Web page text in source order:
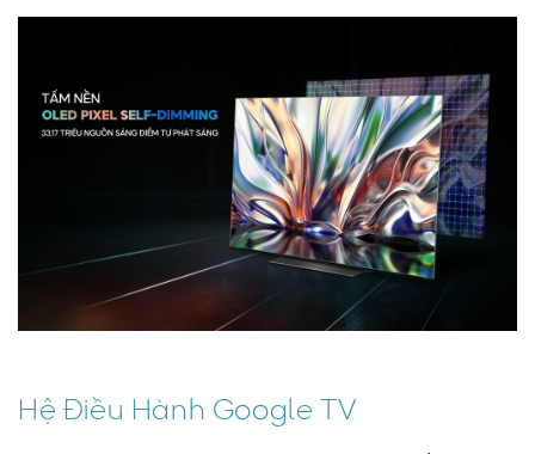
Hệ Điều Hành Google TV